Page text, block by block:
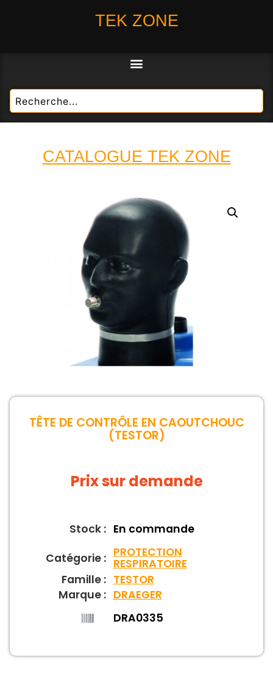
TEK ZONE
CATALOGUE TEK ZONE
TÊTE DE CONTRÔLE EN CAOUTCHOUC
(TESTOR)
Prix sur demande
Stock : En commande
Catégorie :PROTECTION
RESPIRATOIRE
Famille : TESTOR
Marque : DRAEGER
DRA0335